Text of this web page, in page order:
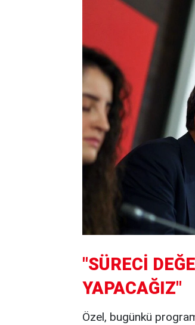
"SÜRECİ
YAPACAĞIZ"
Özel, bugünkü